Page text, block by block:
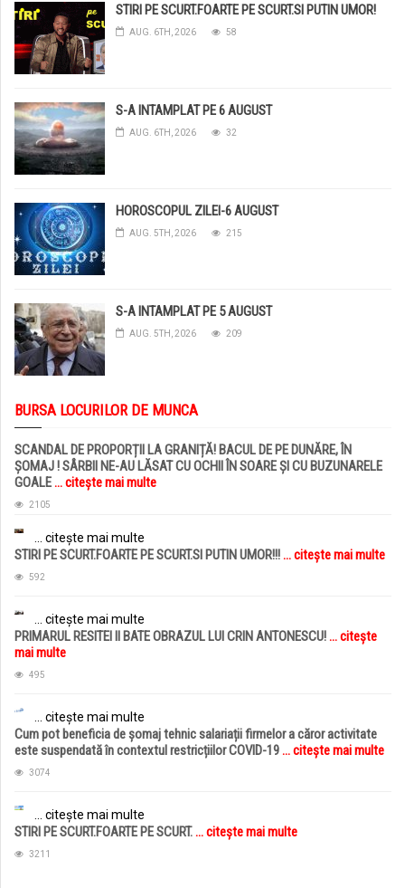
STIRI PE SCURT.FOARTE PE SCURT.SI PUTIN UMOR!
AUG. 6TH, 2026 58
S-A INTAMPLAT PE 6 AUGUST
AUG. 6TH, 2026 32
HOROSCOPUL ZILEI-6 AUGUST
AUG. 5TH, 2026 215
S-A INTAMPLAT PE 5 AUGUST
AUG. 5TH, 2026 209
BURSA LOCURILOR DE MUNCA
SCANDAL DE PROPORȚII LA GRANIȚĂ! BACUL DE PE DUNĂRE, ÎN
ȘOMAJ ! SÂRBII NE-AU LĂSAT CU OCHII ÎN SOARE ȘI CU BUZUNARELE
GOALE... citește mai multe
2105
... citește mai multe
STIRI PE SCURT.FOARTE PE SCURT.SI PUTIN UMOR!!!... citește mai multe
592
... citește mai multe
PRIMARUL RESITEI II BATE OBRAZUL LUI CRIN ANTONESCU!... citește
mai multe
495
... citește mai multe
Cum pot beneficia de șomaj tehnic salariații firmelor a căror activitate
este suspendată în contextul restricțiilor COVID-19... citește mai multe
3074
... citește mai multe
STIRI PE SCURT.FOARTE PE SCURT.... citește mai multe
3211